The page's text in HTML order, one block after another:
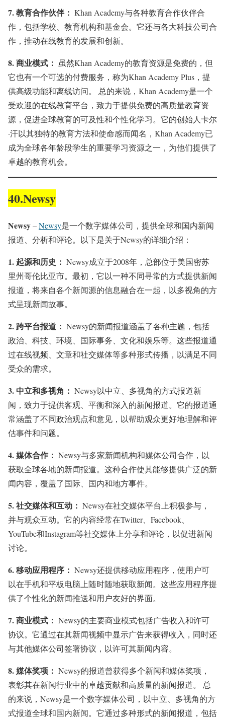
7.教育合作伙伴： Khan Academy与各种教育合作伙伴合
作，包括学校、教育机构和基金会。它还与各大科技公司合
作，推动在线教育的发展和创新。
8.商业模式： 虽然Khan Academy的教育资源是免费的，但
它也有一个可选的付费服务，称为Khan Academy Plus，提
供高级功能和离线访问。 总的来说，Khan Academy是一个
受欢迎的在线教育平台，致力于提供免费的高质量教育资
源，促进全球教育的可及性和个性化学习。它的创始人卡尔
·汗以其独特的教育方法和使命感而闻名，Khan Academy已
成为全球各年龄段学生的重要学习资源之一，为他们提供了
卓越的教育机会。
40.Newsy
Newsy–Newsy是一个数字媒体公司，提供全球和国内新闻
报道、分析和评论。以下是关于Newsy的详细介绍：
1. 起源和历史： Newsy成立于2008年，总部位于美国密苏
里州哥伦比亚市。最初，它以一种不同寻常的方式提供新闻
报道，将来自各个新闻源的信息融合在一起，以多视角的方
式呈现新闻故事。
2. 跨平台报道： Newsy的新闻报道涵盖了各种主题，包括
政治、科技、环境、国际事务、文化和娱乐等。这些报道通
过在线视频、文章和社交媒体等多种形式传播，以满足不同
受众的需求。
3. 中立和多视角： Newsy以中立、多视角的方式报道新
闻，致力于提供客观、平衡和深入的新闻报道。它的报道通
常涵盖了不同政治观点和意见，以帮助观众更好地理解和评
估事件和问题。
4.媒体合作： Newsy与多家新闻机构和媒体公司合作，以
获取全球各地的新闻报道。这种合作使其能够提供广泛的新
闻内容，覆盖了国际、国内和地方事件。
5.社交媒体和互动： Newsy在社交媒体平台上积极参与，
并与观众互动。它的内容经常在Twitter、Facebook、
YouTube和Instagram等社交媒体上分享和评论，以促进新闻
讨论。
6.移动应用程序： Newsy还提供移动应用程序，使用户可
以在手机和平板电脑上随时随地获取新闻。这些应用程序提
供了个性化的新闻推送和用户友好的界面。
7.商业模式： Newsy的主要商业模式包括广告收入和许可
协议。它通过在其新闻视频中显示广告来获得收入，同时还
与其他媒体公司签署协议，以许可其新闻内容。
8.媒体奖项： Newsy的报道曾获得多个新闻和媒体奖项，
表彰其在新闻行业中的卓越贡献和高质量的新闻报道。 总
的来说，Newsy是一个数字媒体公司，以中立、多视角的方
式报道全球和国内新闻。它通过多种形式的新闻报道，包括